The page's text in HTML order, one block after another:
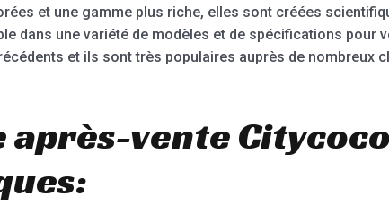
et une gamme plus riche, elles sont créées
dans une variété de modèles et de spécifications pour
et ils sont très populaires auprès de nombreux
après-vente